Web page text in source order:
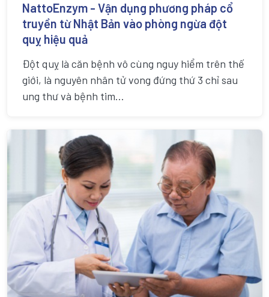
NattoEnzym - Vận dụng phương pháp cổ
truyền từ Nhật Bản vào phòng ngừa đột
quỵ hiệu quả
Đột quỵ là căn bệnh vô cùng nguy hiểm trên thế
giới, là nguyên nhân tử vong đứng thứ 3 chỉ sau
ung thư và bệnh tim...